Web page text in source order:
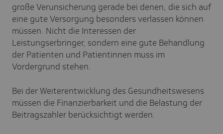
große Verunsicherung gerade bei denen, die sich auf
eine gute Versorgung besonders verlassen können
müssen. Nicht die Interessen der
Leistungserbringer, sondern eine gute Behandlung
der Patienten und Patientinnen muss im
Vordergrund stehen.
Bei der Weiterentwicklung des Gesundheitswesens
müssen die Finanzierbarkeit und die Belastung der
Beitragszahler berücksichtigt werden.